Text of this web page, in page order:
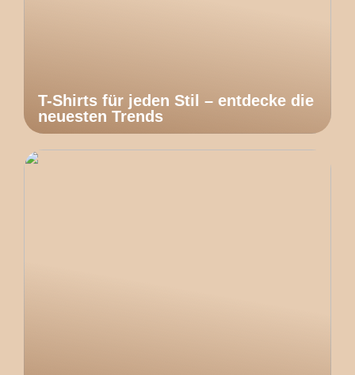
T-Shirts für jeden Stil – entdecke die
neuesten Trends